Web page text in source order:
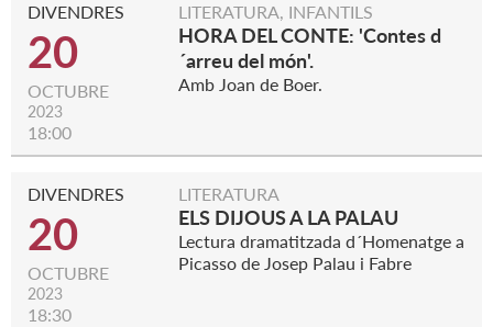
DIVENDRES
20
OCTUBRE
2023
18:00
LITERATURA, INFANTILS
HORA DEL CONTE: 'Contes d
´arreu del món'.
Amb Joan de Boer.
DIVENDRES
20
OCTUBRE
2023
18:30
LITERATURA
ELS DIJOUS A LA PALAU
Lectura dramatitzada d´Homenatge a
Picasso de Josep Palau i Fabre